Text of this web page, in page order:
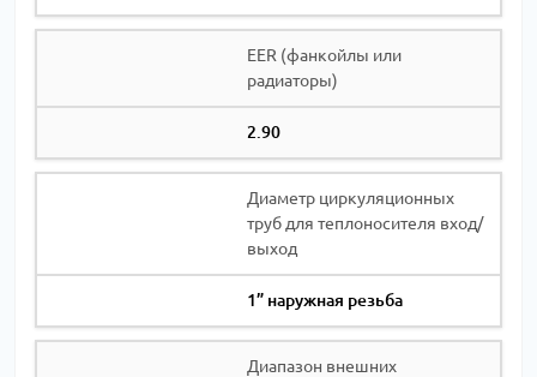
EER (фанкойлы или
радиаторы)
2.90
Диаметр циркуляционных
труб для теплоносителя вход/
выход
1” наружная резьба
Диапазон внешних